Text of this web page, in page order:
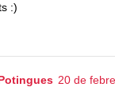
:)
20 de